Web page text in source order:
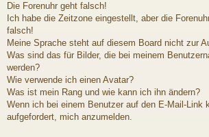
Die Forenuhr geht falsch!
Ich habe die Zeitzone eingestellt, aber die
falsch!
Meine Sprache steht auf diesem Board nicht zur
Was sind das für Bilder, die bei meinem
werden?
Wie verwende ich einen Avatar?
Was ist mein Rang und wie kann ich ihn ändern?
Wenn ich bei einem Benutzer auf den E-Mail-Link
aufgefordert, mich anzumelden.